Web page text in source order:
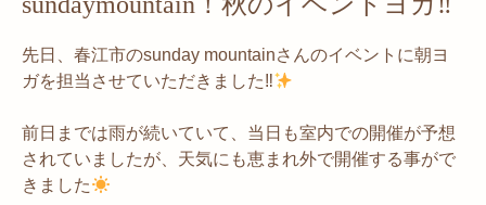
先日、春江市のsunday mountainさんのイベントに朝ヨ
ガを担当させていただきました‼︎
前日までは雨が続いていて、当日も室内での開催が予想
されていましたが、天気にも恵まれ外で開催する事がで
きました